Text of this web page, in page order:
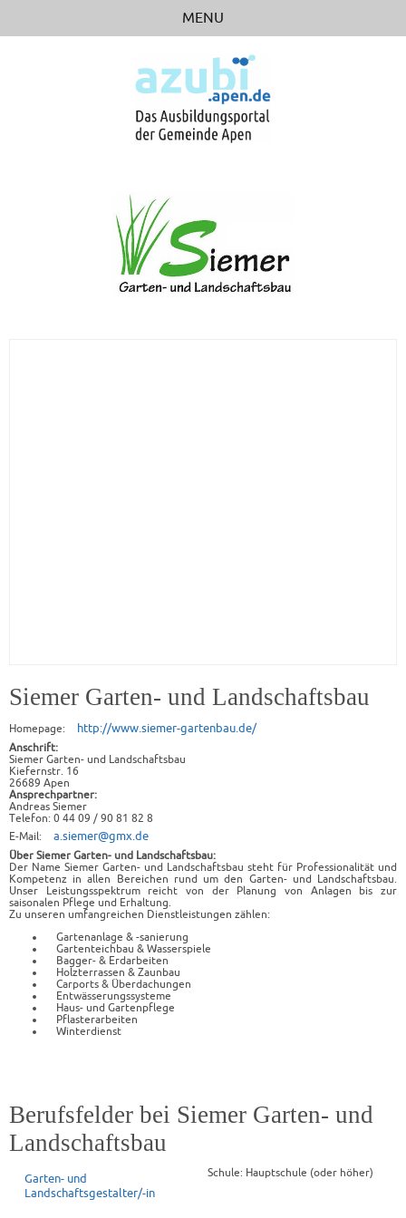
MENU
STELLENBÖRSE
BERUFSFELDER
LINKS
Siemer Garten- und Landschaftsbau
Homepage: http://www.siemer-gartenbau.de/
Anschrift:
Siemer Garten- und Landschaftsbau
Kiefernstr. 16
26689 Apen
Ansprechpartner:
Andreas Siemer
Telefon: 0 44 09 / 90 81 82 8
E-Mail:
a.siemer@gmx.de
Über Siemer Garten- und Landschaftsbau:
Der Name Siemer Garten- und Landschaftsbau steht für Professionalität und
Kompetenz in allen Bereichen rund um den Garten- und Landschaftsbau.
Unser Leistungsspektrum reicht von der Planung von Anlagen bis zur
saisonalen Pflege und Erhaltung.
Zu unseren umfangreichen Dienstleistungen zählen:
Gartenanlage & -sanierung
Gartenteichbau & Wasserspiele
Bagger- & Erdarbeiten
Holzterrassen & Zaunbau
Carports & Überdachungen
Entwässerungssysteme
Haus- und Gartenpflege
Pflasterarbeiten
Winterdienst
Berufsfelder bei Siemer Garten- und
Landschaftsbau
Garten- und
Landschaftsgestalter/-in
Schule: Hauptschule (oder höher)